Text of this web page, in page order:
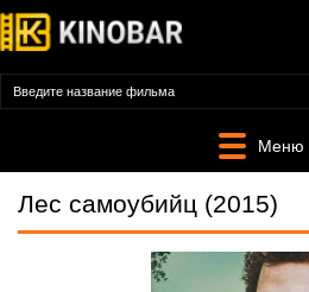
Меню
Лес самоубийц (2015)